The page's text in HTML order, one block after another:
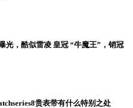
光，酷似雷凌 皇冠 “牛魔王”，销冠
贵表带有什么特别之处